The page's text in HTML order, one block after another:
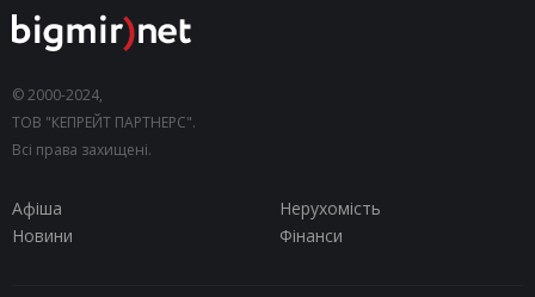
© 2000-2024,
ТОВ "КЕПРЕЙТ ПАРТНЕРС".
Всі права захищені.
Афіша
Нерухомість
Новини
Фінанси